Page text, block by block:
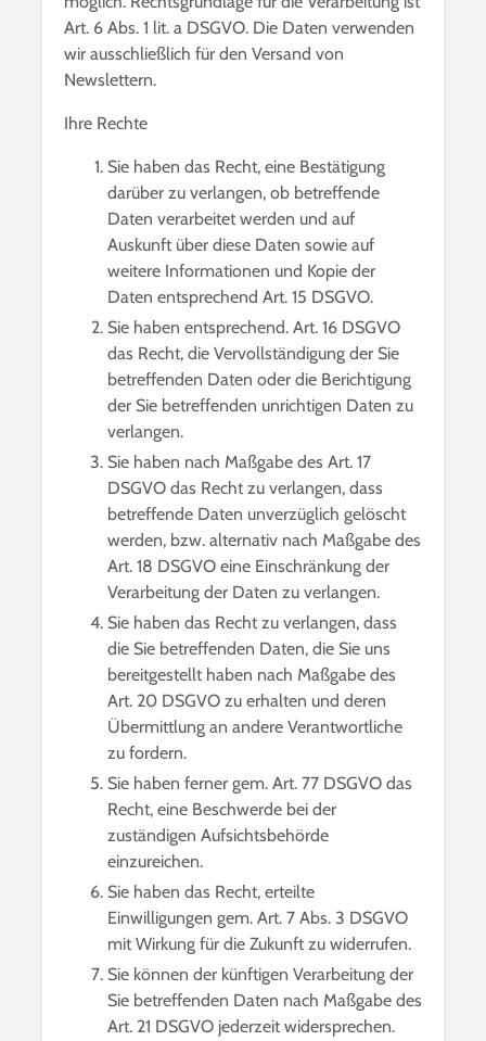
Art. 6 Abs. 1 lit. a DSGVO. Die Daten verwenden
wir ausschließlich für den Versand von
Newslettern.
Ihre Rechte
Sie haben das Recht, eine Bestätigung
darüber zu verlangen, ob betreffende
Daten verarbeitet werden und auf
Auskunft über diese Daten sowie auf
weitere Informationen und Kopie der
Daten entsprechend Art. 15 DSGVO.
Sie haben entsprechend. Art. 16 DSGVO
das Recht, die Vervollständigung der Sie
betreffenden Daten oder die Berichtigung
der Sie betreffenden unrichtigen Daten zu
verlangen.
Sie haben nach Maßgabe des Art. 17
DSGVO das Recht zu verlangen, dass
betreffende Daten unverzüglich gelöscht
werden, bzw. alternativ nach Maßgabe des
Art. 18 DSGVO eine Einschränkung der
Verarbeitung der Daten zu verlangen.
Sie haben das Recht zu verlangen, dass
die Sie betreffenden Daten, die Sie uns
bereitgestellt haben nach Maßgabe des
Art. 20 DSGVO zu erhalten und deren
Übermittlung an andere Verantwortliche
zu fordern.
Sie haben ferner gem. Art. 77 DSGVO das
Recht, eine Beschwerde bei der
zuständigen Aufsichtsbehörde
einzureichen.
Sie haben das Recht, erteilte
Einwilligungen gem. Art. 7 Abs. 3 DSGVO
mit Wirkung für die Zukunft zu widerrufen.
Sie können der künftigen Verarbeitung der
Sie betreffenden Daten nach Maßgabe des
Art. 21 DSGVO jederzeit widersprechen.